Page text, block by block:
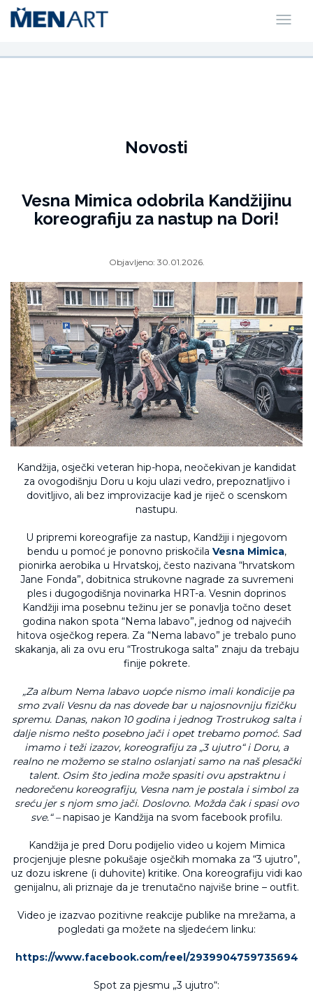
Novosti
Vesna Mimica odobrila Kandžijinu
koreografiju za nastup na Dori!
Objavljeno: 30.01.2026.
Kandžija, osječki veteran hip-hopa, neočekivan je kandidat
za ovogodišnju Doru u koju ulazi vedro, prepoznatljivo i
dovitljivo, ali bez improvizacije kad je riječ o scenskom
nastupu.
U pripremi koreografije za nastup, Kandžiji i njegovom
bendu u pomoć je ponovno priskočila Vesna Mimica,
pionirka aerobika u Hrvatskoj, često nazivana “hrvatskom
Jane Fonda”, dobitnica strukovne nagrade za suvremeni
ples i dugogodišnja novinarka HRT-a. Vesnin doprinos
Kandžiji ima posebnu težinu jer se ponavlja točno deset
godina nakon spota “Nema labavo”, jednog od najvećih
hitova osječkog repera. Za “Nema labavo” je trebalo puno
skakanja, ali za ovu eru “Trostrukoga salta” znaju da trebaju
finije pokrete.
„Za album Nema labavo uopće nismo imali kondicije pa
smo zvali Vesnu da nas dovede bar u najosnovniju fizičku
spremu. Danas, nakon 10 godina i jednog Trostrukog salta i
dalje nismo nešto posebno jači i opet trebamo pomoć. Sad
imamo i teži izazov, koreografiju za „3 ujutro“ i Doru, a
realno ne možemo se stalno oslanjati samo na naš plesački
talent. Osim što jedina može spasiti ovu apstraktnu i
nedorečenu koreografiju, Vesna nam je postala i simbol za
sreću jer s njom smo jači. Doslovno. Možda čak i spasi ovo
sve.“ –napisao je Kandžija na svom facebook profilu.
Kandžija je pred Doru podijelio video u kojem Mimica
procjenjuje plesne pokušaje osječkih momaka za “3 ujutro”,
uz dozu iskrene (i duhovite) kritike. Ona koreografiju vidi kao
genijalnu, ali priznaje da je trenutačno najviše brine – outfit.
Video je izazvao pozitivne reakcije publike na mrežama, a
pogledati ga možete na sljedećem linku:
https://www.facebook.com/reel/2939904759735694
Spot za pjesmu „3 ujutro“: